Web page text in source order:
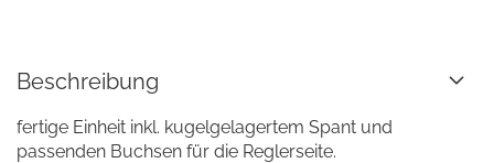
Beschreibung
fertige Einheit inkl. kugelgelagertem Spant und
passenden Buchsen für die Reglerseite.